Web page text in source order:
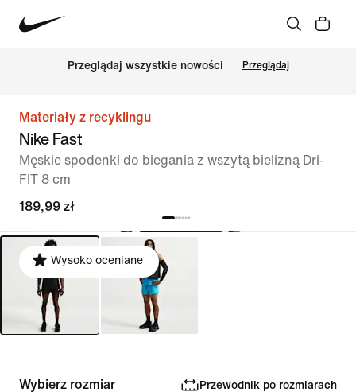
Przeglądaj wszystkie nowości Przeglądaj
Materiały z recyklingu
Nike Fast
Męskie spodenki do biegania z wszytą bielizną Dri-
FIT 8 cm
189,99 zł
Wysoko oceniane
Wybierz rozmiar Przewodnik po rozmiarach